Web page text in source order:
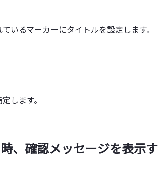
いるマーカーにタイトルを設定します。
します。
、確認メッセージを表示す